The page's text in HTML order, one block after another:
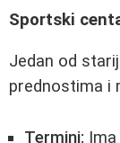
Sportski
Jedan od
prednostima i
Termini: